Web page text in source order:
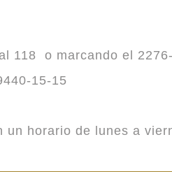
118 o marcando el
15-15
horario de lunes a